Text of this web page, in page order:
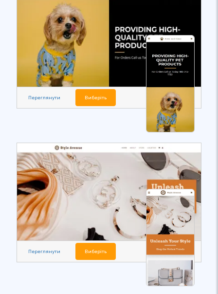
Переглянути Виберіть
Переглянути Виберіть